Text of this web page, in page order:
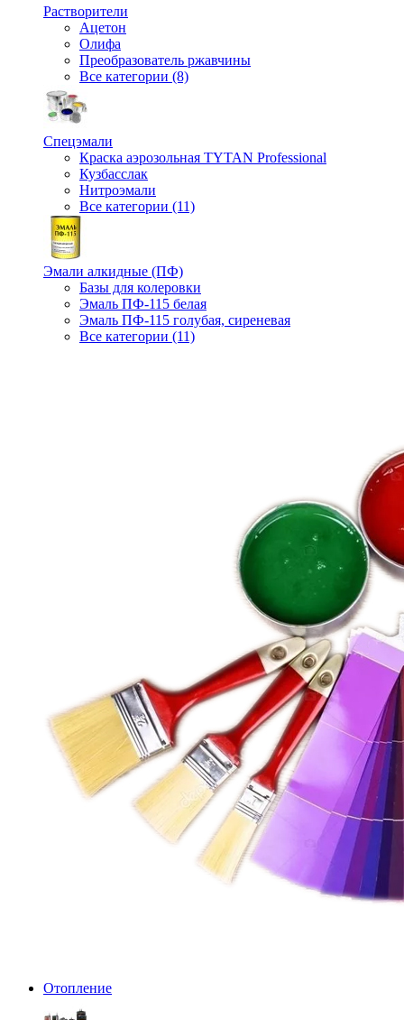
Растворители
Ацетон
Олифа
Преобразователь ржавчины
Все категории (8)
Спецэмали
Краска аэрозольная TYTAN Professional
Кузбасслак
Нитроэмали
Все категории (11)
Эмали алкидные (ПФ)
Базы для колеровки
Эмаль ПФ-115 белая
Эмаль ПФ-115 голубая, сиреневая
Все категории (11)
Отопление